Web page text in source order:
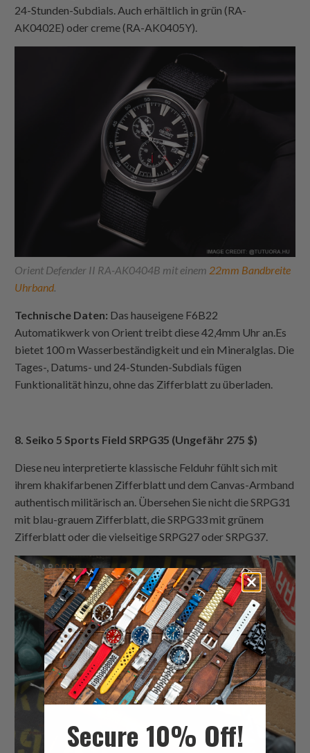
24-Stunden-Subdials. Auch erhältlich in grün (RA-
AK0402E) oder creme (RA-AK0405Y).
Orient Defender II RA-AK0404B mit einem 22mm Bandbreite
Uhrband.
Technische Daten: Das hauseigene F6B22
Automatikwerk von Orient treibt diese 42,4mm Uhr an.Es
bietet 100 m Wasserbeständigkeit und ein Mineralglas. Die
Tages-, Datums- und 24-Stunden-Subdials fügen
Funktionalität hinzu, ohne das Zifferblatt zu überladen.
8. Seiko 5 Sports Field SRPG35 (Ungefähr 275 $)
Diese neu interpretierte klassische Felduhr fühlt sich mit
ihrem khakifarbenen Zifferblatt und dem Canvas-Armband
authentisch militärisch an. Übersehen Sie nicht die SRPG31
mit blau-grauem Zifferblatt, die SRPG33 mit grünem
Zifferblatt oder die vielseitige SRPG27 oder SRPG37.
Secure 10% Off!